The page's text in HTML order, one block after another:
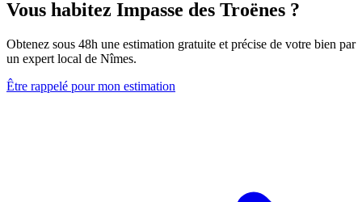
Vous habitez Impasse des Troënes ?
Obtenez sous 48h une estimation gratuite et précise de votre bien par
un expert local de Nîmes.
Être rappelé pour mon estimation